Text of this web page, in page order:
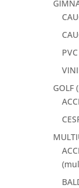
GOLF